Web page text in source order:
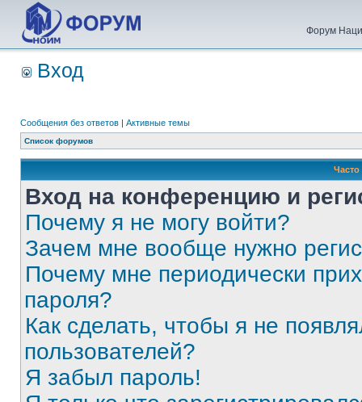
Форум
Вход
Сообщения без ответов | Активные темы
Список форумов
Вход на конференцию и
Почему я не могу войти?
Зачем мне вообще нужно
Почему мне периодически
пароля?
Как сделать, чтобы я не
пользователей?
Я забыл пароль!